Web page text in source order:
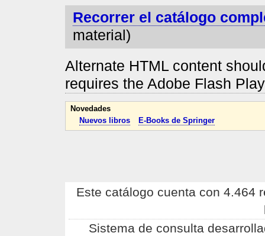
Recorrer el catálogo
material)
Alternate HTML content
requires the Adobe Flash
Novedades
Nuevos libros
E-Books de Springer
Este catálogo cuenta con 4.464
Sistema de consulta